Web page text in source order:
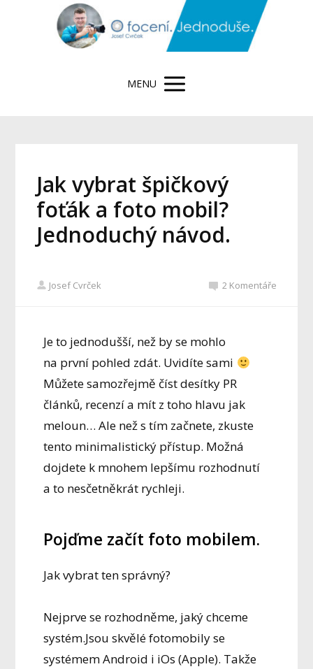
MENU
Jak vybrat špičkový
foťák a foto mobil?
Jednoduchý návod.
Josef Cvrček 2 Komentáře
Je to jednodušší, než by se mohlo
na první pohled zdát. Uvidíte sami
Můžete samozřejmě číst desítky PR
článků, recenzí a mít z toho hlavu jak
meloun… Ale než s tím začnete, zkuste
tento minimalistický přístup. Možná
dojdete k mnohem lepšímu rozhodnutí
a to nesčetněkrát rychleji.
Pojďme začít foto mobilem.
Jak vybrat ten správný?
Nejprve se rozhodněme, jaký chceme
systém.Jsou skvělé fotomobily se
systémem Android i iOs (Apple). Takže